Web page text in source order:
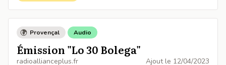
Provençal Audio
Émission "Lo 30 Bolega"
radioallianceplus.fr Ajout le 12/04/2023